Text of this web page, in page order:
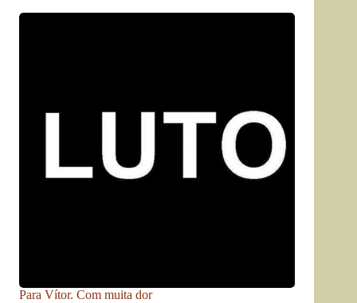
Para Vítor. Com muita dor